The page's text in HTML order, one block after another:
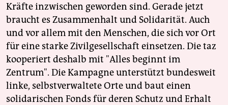
Kräfte inzwischen geworden sind. Gerade jetzt
braucht es Zusammenhalt und Solidarität. Auch
und vor allem mit den Menschen, die sich vor Ort
für eine starke Zivilgesellschaft einsetzen. Die taz
kooperiert deshalb mit "Alles beginnt im
Zentrum". Die Kampagne unterstützt bundesweit
linke, selbstverwaltete Orte und baut einen
solidarischen Fonds für deren Schutz und Erhalt